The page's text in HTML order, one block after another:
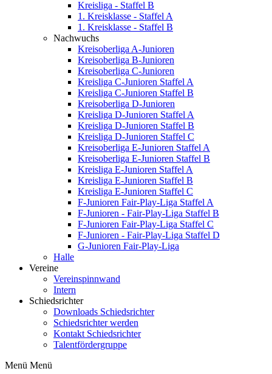
Kreisliga - Staffel B
1. Kreisklasse - Staffel A
1. Kreisklasse - Staffel B
Nachwuchs
Kreisoberliga A-Junioren
Kreisoberliga B-Junioren
Kreisoberliga C-Junioren
Kreisliga C-Junioren Staffel A
Kreisliga C-Junioren Staffel B
Kreisoberliga D-Junioren
Kreisliga D-Junioren Staffel A
Kreisliga D-Junioren Staffel B
Kreisliga D-Junioren Staffel C
Kreisoberliga E-Junioren Staffel A
Kreisoberliga E-Junioren Staffel B
Kreisliga E-Junioren Staffel A
Kreisliga E-Junioren Staffel B
Kreisliga E-Junioren Staffel C
F-Junioren Fair-Play-Liga Staffel A
F-Junioren - Fair-Play-Liga Staffel B
F-Junioren Fair-Play-Liga Staffel C
F-Junioren - Fair-Play-Liga Staffel D
G-Junioren Fair-Play-Liga
Halle
Vereine
Vereinspinnwand
Intern
Schiedsrichter
Downloads Schiedsrichter
Schiedsrichter werden
Kontakt Schiedsrichter
Talentfördergruppe
Menü Menü